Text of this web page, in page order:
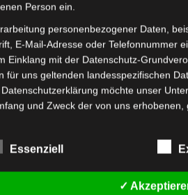
Person ein.
personenbezogener Daten,
E-Mail-Adresse oder Telefonnummer
Einklang mit der Datenschutz-
für uns geltenden landesspezifischen
möchte unser
und Zweck der von uns
Maßnahmen umgesetzt, um
diese Internetseite verarbeiteten
Essenziell
✓